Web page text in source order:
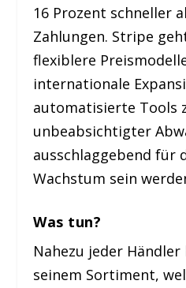
16 Prozent schneller
Zahlungen. Stripe
flexiblere
internationale
automatisierte Tools
unbeabsichtigter
ausschlaggebend für
Wachstum sein
Was tun?
Nahezu jeder
seinem Sortiment,